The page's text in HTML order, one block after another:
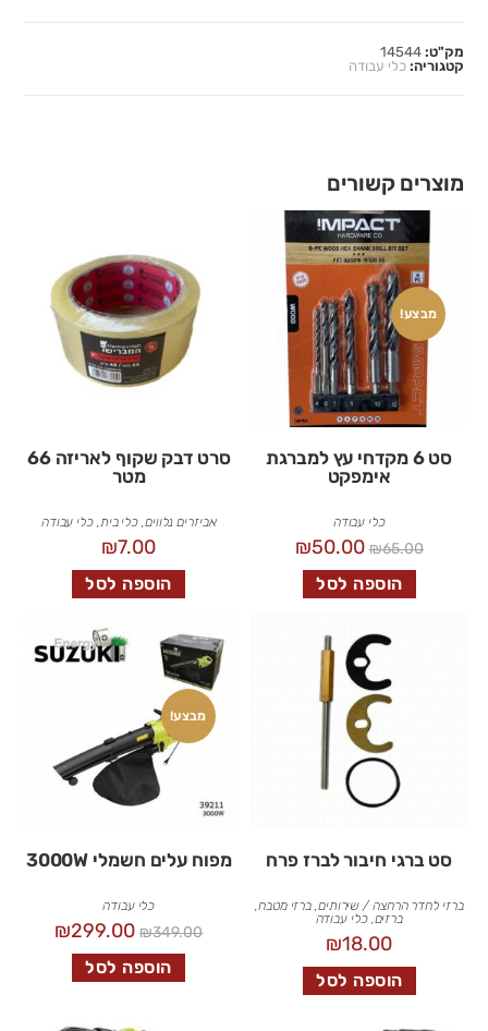
מק"ט:14544
קטגוריה:כלי עבודה
מוצרים קשורים
מבצע!
סט 6 מקדחי עץ למברגת
אימפקט
כלי עבודה
₪65.00
₪50.00
הוספה לסל
סרט דבק שקוף לאריזה 66
מטר
אביזרים נלווים, כלי בית,כלי עבודה
₪7.00
הוספה לסל
סט ברגי חיבור לברז פרח
ברזי לחדר הרחצה / שירותים, ברזי מטבח,
ברזים,כלי עבודה
₪18.00
הוספה לסל
מבצע!
מפוח עלים חשמלי 3000W
כלי עבודה
₪349.00
₪299.00
הוספה לסל